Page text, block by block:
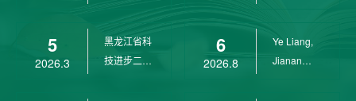
5
2026.3
黑龙江省科
技进步二等
6
2026.8
Ye Liang,
Jianan